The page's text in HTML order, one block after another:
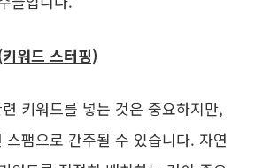
워드 스터핑)
키워드를 넣는 것은 중요하지만,
스팸으로 간주될 수 있습니다. 자연